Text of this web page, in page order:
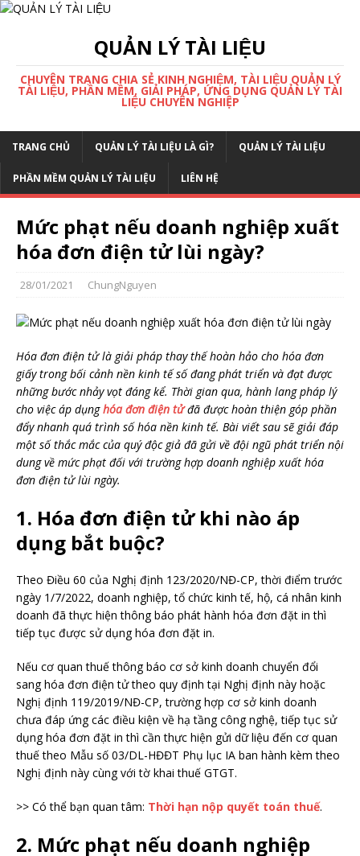
QUẢN LÝ TÀI LIỆU
CHUYÊN TRANG CHIA SẺ KINH NGHIỆM, TÀI LIỆU QUẢN LÝ
TÀI LIỆU, PHẦN MỀM, GIẢI PHÁP, ỨNG DỤNG QUẢN LÝ TÀI
LIỆU CHUYÊN NGHIỆP
TRANG CHỦ QUẢN LÝ TÀI LIỆU LÀ GÌ? QUẢN LÝ TÀI LIỆU
PHẦN MỀM QUẢN LÝ TÀI LIỆU LIÊN HỆ
Mức phạt nếu doanh nghiệp xuất
hóa đơn điện tử lùi ngày?
28/01/2021 ChungNguyen
Hóa đơn điện tử là giải pháp thay thế hoàn hảo cho hóa đơn
giấy trong bối cảnh nền kinh tế số đang phát triển và đạt được
những bước nhảy vọt đáng kể. Thời gian qua, hành lang pháp lý
cho việc áp dụnghóa đơn điện tửđã được hoàn thiện góp phần
đẩy nhanh quá trình số hóa nền kinh tế. Bài viết sau sẽ giải đáp
một số thắc mắc của quý độc giả đã gửi về đội ngũ phát triển nội
dung về mức phạt đối với trường hợp doanh nghiệp xuất hóa
đơn điện tử lùi ngày.
1. Hóa đơn điện tử khi nào áp
dụng bắt buộc?
Theo Điều 60 của Nghị định 123/2020/NĐ-CP, thời điểm trước
ngày 1/7/2022, doanh nghiệp, tổ chức kinh tế, hộ, cá nhân kinh
doanh đã thực hiện thông báo phát hành hóa đơn đặt in thì
tiếp tục được sử dụng hóa đơn đặt in.
Nếu cơ quan thuế thông báo cơ sở kinh doanh chuyển đổi
sang hóa đơn điện tử theo quy định tại Nghị định này hoặc
Nghị định 119/2019/NĐ-CP, trường hợp cơ sở kinh doanh
chưa đáp ứng các điều kiện về hạ tầng công nghệ, tiếp tục sử
dụng hóa đơn đặt in thì cần thực hiện gửi dữ liệu đến cơ quan
thuế theo Mẫu số 03/DL-HĐĐT Phụ lục IA ban hành kèm theo
Nghị định này cùng với tờ khai thuế GTGT.
>> Có thể bạn quan tâm: Thời hạn nộp quyết toán thuế.
2. Mức phạt nếu doanh nghiệp